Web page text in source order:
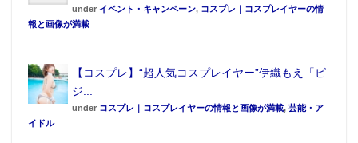
under イベント・キャンペーン, コスプレ｜コスプレイヤーの情
報と画像が満載
【コスプレ】“超人気コスプレイヤー”伊織もえ「ビ
ジ...
under コスプレ｜コスプレイヤーの情報と画像が満載, 芸能・ア
イドル